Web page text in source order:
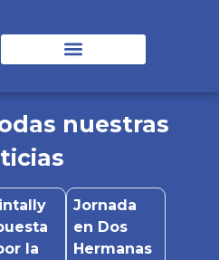
nuestras
la
Jornada
en Dos
Hermanas